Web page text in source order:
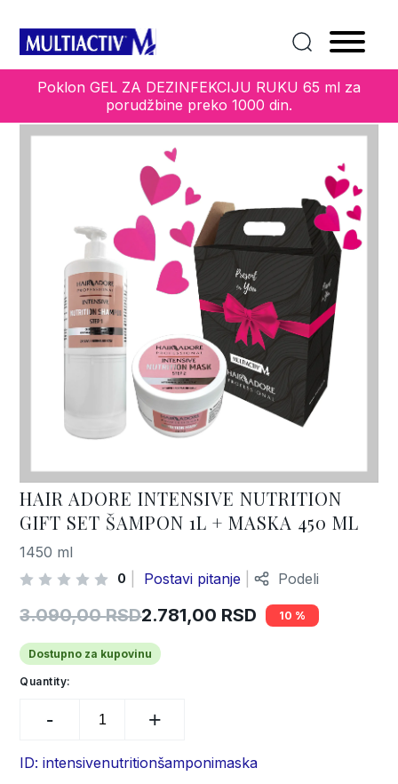
Poklon GEL ZA DEZINFEKCIJU RUKU 65 ml za
porudžbine preko 1000 din.
Nutrition Gift set šampon 1l + maska 450 ml
HAIR ADORE INTENSIVE NUTRITION
GIFT SET ŠAMPON 1L + MASKA 450 ML
1450 ml
0 Postavi pitanje Podeli
3.090,00RSD
Original
price
was:
3.090,00 RSD.
2.781,00 RSD
Current
price
is:
2.781,00 RSD.
10
Dostupno za kupovinu
Quantity:
Adore
Nutrition
ID: intensivenutritionšamponimaska